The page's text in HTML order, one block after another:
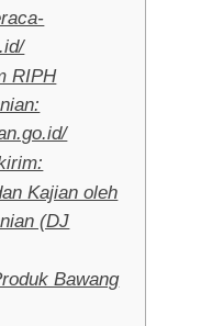
RIPH
Kajian oleh
(DJ
Bawang